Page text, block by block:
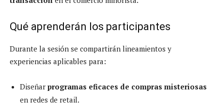
Qué aprenderán los participantes
Durante la sesión se compartirán lineamientos y
experiencias aplicables para:
Diseñar programas eficaces de compras misteriosas
en redes de retail.